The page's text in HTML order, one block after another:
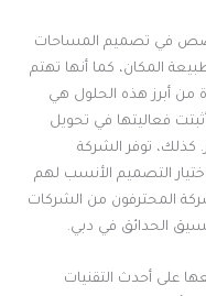
في تصميم المساحات
المكان، كما أنها تهتم
من أبرز هذه الحلول هي
فعاليتها في تحويل
كذلك، توفر الشركة
التصميم الأنسب لهم
المحترفون من الشركات
الحدائق في دبي.
على أحدث التقنيات